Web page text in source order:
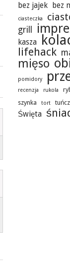
bez jajek
bez
ciasteczka
grill
kasza
lifehack
mięso
pomidory
recenzja rukola
szynka tort
Święta